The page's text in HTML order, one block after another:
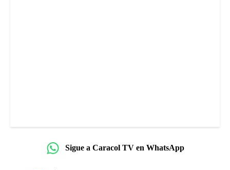
Sigue a Caracol TV en WhatsApp